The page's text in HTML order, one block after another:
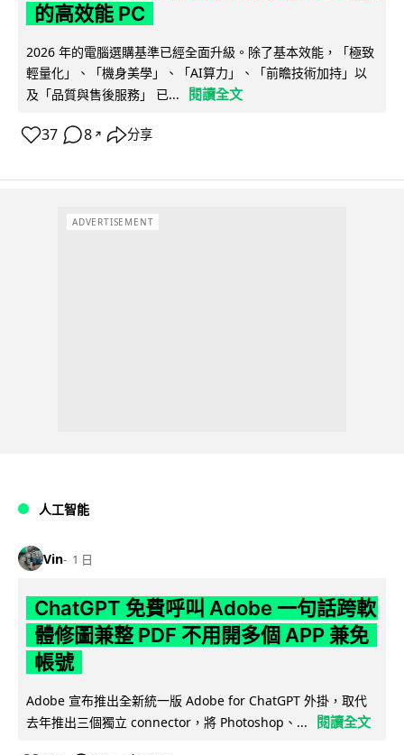
的高效能 PC
2026 年的電腦選購基準已經全面升級。除了基本效能，「極致
輕量化」、「機身美學」、「AI算力」、「前瞻技術加持」以
及「品質與售後服務」 已...
閱讀全文
37 8 ↗ 分享
ADVERTISEMENT
人工智能
Vin 1 日
ChatGPT 免費呼叫 Adobe 一句話跨軟
體修圖兼整 PDF 不用開多個 APP 兼免
帳號
Adobe 宣布推出全新統一版 Adobe for ChatGPT 外掛，取代
去年推出三個獨立 connector，將 Photoshop、...
閱讀全文